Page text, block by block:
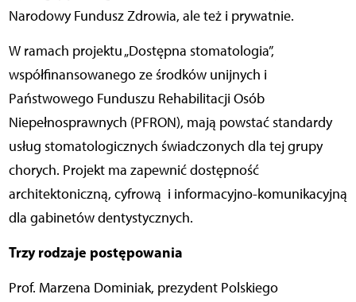
Narodowy Fundusz Zdrowia, ale też i prywatnie.
W ramach projektu „Dostępna stomatologia”,
współfinansowanego ze środków unijnych i
Państwowego Funduszu Rehabilitacji Osób
Niepełnosprawnych (PFRON), mają powstać standardy
usług stomatologicznych świadczonych dla tej grupy
chorych. Projekt ma zapewnić dostępność
architektoniczną, cyfrową i informacyjno-komunikacyjną
dla gabinetów dentystycznych.
Trzy rodzaje postępowania
Prof. Marzena Dominiak, prezydent Polskiego